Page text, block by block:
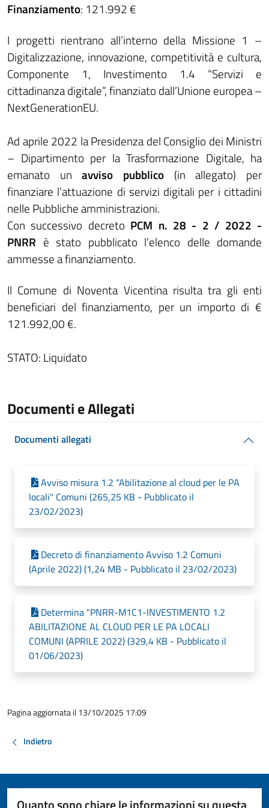
Finanziamento: 121.992 €
I progetti rientrano all’interno della Missione 1 –
Digitalizzazione, innovazione, competitività e cultura,
Componente 1, Investimento 1.4 “Servizi e
cittadinanza digitale”, finanziato dall’Unione europea –
NextGenerationEU.
Ad aprile 2022 la Presidenza del Consiglio dei Ministri
– Dipartimento per la Trasformazione Digitale, ha
emanato unavviso pubblico (in allegato) per
finanziare l’attuazione di servizi digitali per i cittadini
nelle Pubbliche amministrazioni.
Con successivo decreto PCM n. 28 - 2 / 2022 -
PNRR è stato pubblicato l’elenco delle domande
ammesse a finanziamento.
Il Comune di Noventa Vicentina risulta tra gli enti
beneficiari del finanziamento, per un importo di €
121.992,00 €.
STATO: Liquidato
Documenti e Allegati
Documenti allegati
Avviso misura 1.2 “Abilitazione al cloud per le PA
locali" Comuni (265,25 KB - Pubblicato il
23/02/2023)
Decreto di finanziamento Avviso 1.2 Comuni
(Aprile 2022) (1,24 MB - Pubblicato il 23/02/2023)
Determina "PNRR-M1C1-INVESTIMENTO 1.2
ABILITAZIONE AL CLOUD PER LE PA LOCALI
COMUNI (APRILE 2022) (329,4 KB - Pubblicato il
01/06/2023)
Pagina aggiornata il 13/10/2025 17:09
Indietro